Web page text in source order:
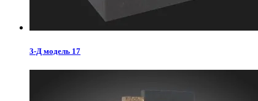
3-Д модель 17